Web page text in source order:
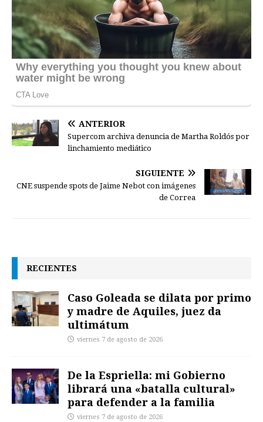
ANTERIOR
Supercom archiva denuncia de Martha Roldós por
linchamiento mediático
SIGUIENTE
CNE suspende spots de Jaime Nebot con imágenes
de Correa
RECIENTES
Caso Goleada se dilata por primo
y madre de Aquiles, juez da
ultimátum
viernes 7 de agosto de 2026
De la Espriella: mi Gobierno
librará una «batalla cultural»
para defender a la familia
viernes 7 de agosto de 2026